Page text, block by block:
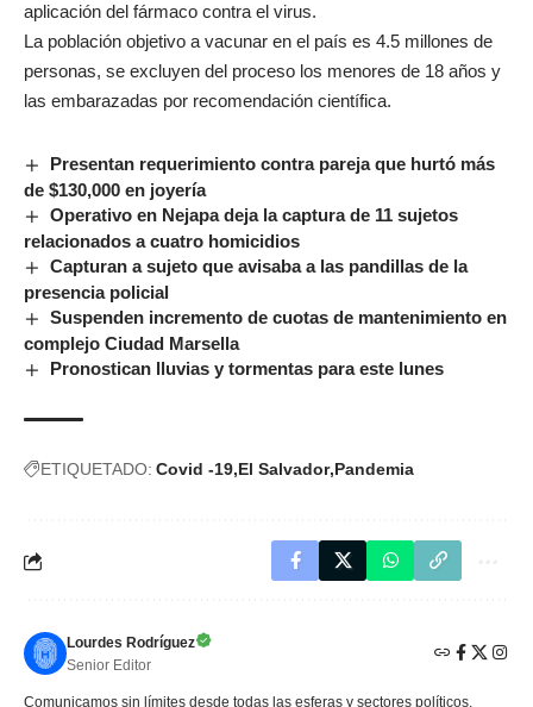
aplicación del fármaco contra el virus.
La población objetivo a vacunar en el país es 4.5 millones de
personas, se excluyen del proceso los menores de 18 años y
las embarazadas por recomendación científica.
Presentan requerimiento contra pareja que hurtó más
de $130,000 en joyería
Operativo en Nejapa deja la captura de 11 sujetos
relacionados a cuatro homicidios
Capturan a sujeto que avisaba a las pandillas de la
presencia policial
Suspenden incremento de cuotas de mantenimiento en
complejo Ciudad Marsella
Pronostican lluvias y tormentas para este lunes
ETIQUETADO: Covid -19 El Salvador Pandemia
Lourdes Rodríguez
Senior Editor
Comunicamos sin límites desde todas las esferas y sectores políticos,